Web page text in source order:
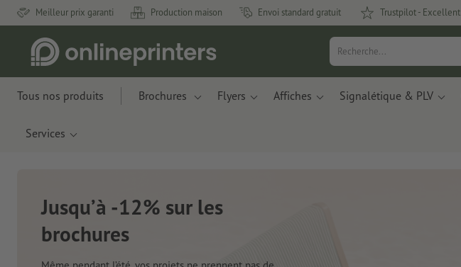
Meilleur prix garanti Production maison Envoi standard gratuit Trustpilot - Excellent
Tous nos produits Brochures Flyers Affiches Signalétique & PLV
Services